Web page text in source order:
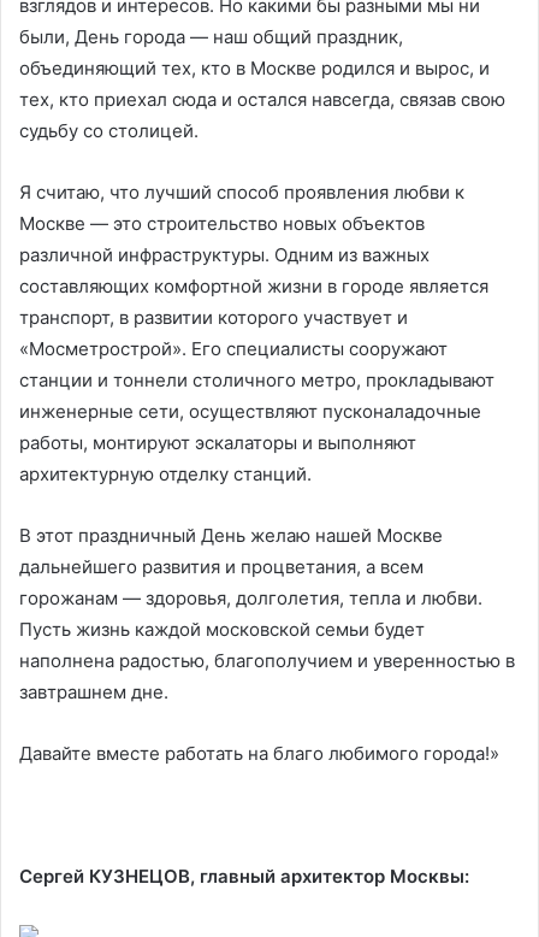
взглядов и интересов. Но какими бы разными мы ни
были, День города — наш общий праздник,
объединяющий тех, кто в Москве родился и вырос, и
тех, кто приехал сюда и остался навсегда, связав свою
судьбу со столицей.
Я считаю, что лучший способ проявления любви к
Москве — это строительство новых объектов
различной инфраструктуры. Одним из важных
составляющих комфортной жизни в городе является
транспорт, в развитии которого участвует и
«Мосметрострой». Его специалисты сооружают
станции и тоннели столичного метро, прокладывают
инженерные сети, осуществляют пусконаладочные
работы, монтируют эскалаторы и выполняют
архитектурную отделку станций.
В этот праздничный День желаю нашей Москве
дальнейшего развития и процветания, а всем
горожанам — здоровья, долголетия, тепла и любви.
Пусть жизнь каждой московской семьи будет
наполнена радостью, благополучием и уверенностью в
завтрашнем дне.
Давайте вместе работать на благо любимого города!»
Сергей КУЗНЕЦОВ, главный архитектор Москвы: